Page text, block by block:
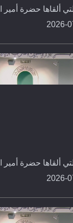
ألقاها حضرة أمير
ألقاها حضرة أمير